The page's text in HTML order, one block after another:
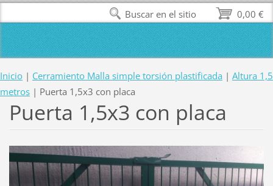
Inicio | Cerramiento Malla simple torsión plastificada | Altura 1,5
metros | Puerta 1,5x3 con placa
Puerta 1,5x3 con placa
0,00 €
Buscar en el sitio